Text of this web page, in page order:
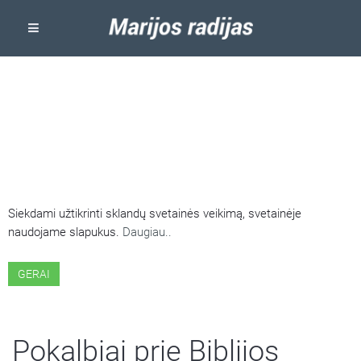
Siekdami užtikrinti sklandų svetainės veikimą, svetainėje
naudojame slapukus. Daugiau..
GERAI
Pokalbiai prie Biblijos